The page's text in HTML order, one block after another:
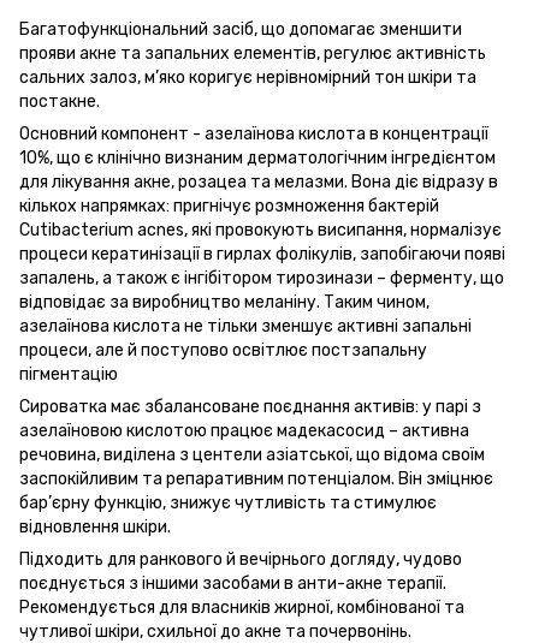
Багатофункціональний засіб, що допомагає зменшити
прояви акне та запальних елементів, регулює активність
сальних залоз, м’яко коригує нерівномірний тон шкіри та
постакне.
Основний компонент - азелаїнова кислота в концентрації
10%, що є клінічно визнаним дерматологічним інгредієнтом
для лікування акне, розацеа та мелазми. Вона діє відразу в
кількох напрямках: пригнічує розмноження бактерій
Cutibacterium acnes, які провокують висипання, нормалізує
процеси кератинізації в гирлах фолікулів, запобігаючи появі
запалень, а також є інгібітором тирозинази – ферменту, що
відповідає за виробництво меланіну. Таким чином,
азелаїнова кислота не тільки зменшує активні запальні
процеси, але й поступово освітлює постзапальну
пігментацію
Сироватка має збалансоване поєднання активів: у парі з
азелаїновою кислотою працює мадекасосид – активна
речовина, виділена з центели азіатської, що відома своїм
заспокійливим та репаративним потенціалом. Він зміцнює
бар’єрну функцію, знижує чутливість та стимулює
відновлення шкіри.
Підходить для ранкового й вечірнього догляду, чудово
поєднується з іншими засобами в анти-акне терапії.
Рекомендується для власників жирної, комбінованої та
чутливої шкіри, схильної до акне та почервонінь.